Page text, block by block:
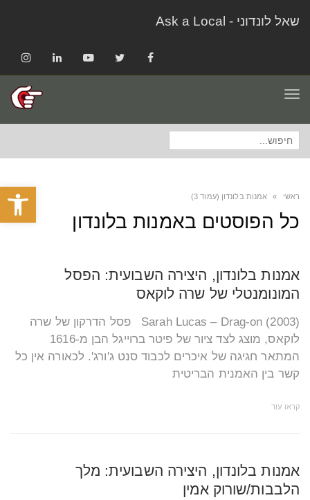
פתח
שאל לונדוני - Ask a Local
Facebook
Twitter
YouTube
LinkedIn
Instagram
תפריט
חיפוש
ראשי » אמנות בלונדון (עמוד 3)
כל הפוסטים באמנות בלונדון
אמנות בלונדון, היצירה השבועית: הפסל
המונומנטלי של שרה לוקאס
(Sarah Lucas – Drag-on (2003 פסל הדרקון של שרה
לוקאס, מוצג לצד ציור של פיטר ברוייגל הבן מ-1616
המתאר חגיגה של איכרים לכבוד סנט ג'ורג'. לכאורה אין כל
קשר בין האמנית הבריטית
קראו עוד
אמנות בלונדון, היצירה השבועית: מלך
הלבבות/שורוק אמין